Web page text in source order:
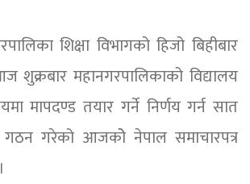
शिक्षा विभागको हिजो बिहीबार
महानगरपालिकाको विद्यालय
मापदण्ड तयार गर्ने निर्णय गर्न सात
गरेको आजकोे नेपाल समाचारपत्र